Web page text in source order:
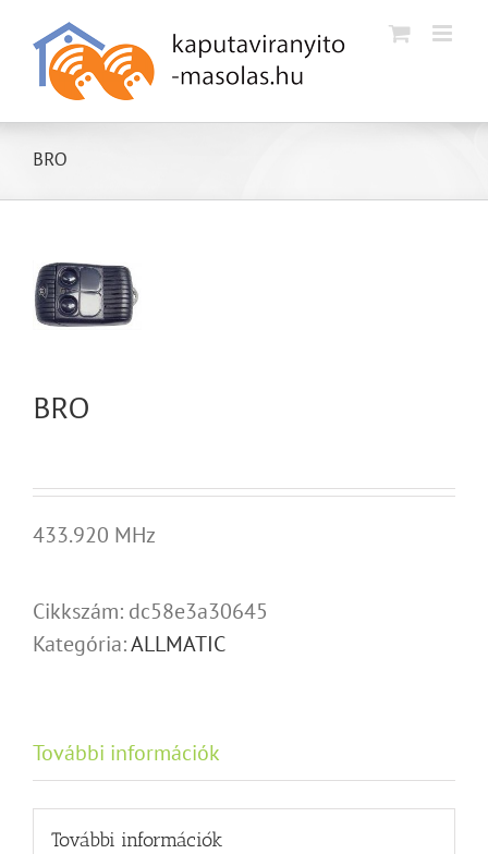
Kihagyás
BRO
BRO
433.920 MHz
Cikkszám: dc58e3a30645
Kategória:ALLMATIC
További információk
További információk